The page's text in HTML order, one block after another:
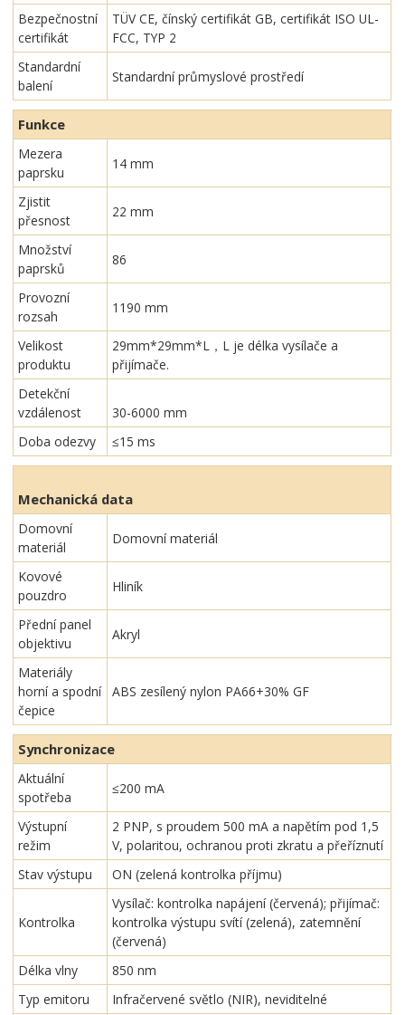
Bezpečnostní
certifikát
TÜV CE, čínský certifikát GB, certifikát ISO UL-
FCC, TYP 2
Standardní
balení
Standardní průmyslové prostředí
Funkce
Mezera
paprsku
14 mm
Zjistit
přesnost
22 mm
Množství
paprsků
86
Provozní
rozsah
1190 mm
Velikost
produktu
29mm*29mm*L，L je délka vysílače a
přijímače.
Detekční
vzdálenost
30-6000 mm
Doba odezvy
≤15 ms
Mechanická data
Domovní
materiál
Domovní materiál
Kovové
pouzdro
Hliník
Přední panel
objektivu
Akryl
Materiály
horní a spodní
čepice
ABS zesílený nylon PA66+30% GF
Synchronizace
Aktuální
spotřeba
≤200 mA
Výstupní
režim
2 PNP, s proudem 500 mA a napětím pod 1,5
V, polaritou, ochranou proti zkratu a přeříznutí
Stav výstupu
ON (zelená kontrolka příjmu)
Kontrolka
Vysílač: kontrolka napájení (červená); přijímač:
kontrolka výstupu svítí (zelená), zatemnění
(červená)
Délka vlny
850 nm
Typ emitoru
Infračervené světlo (NIR), neviditelné